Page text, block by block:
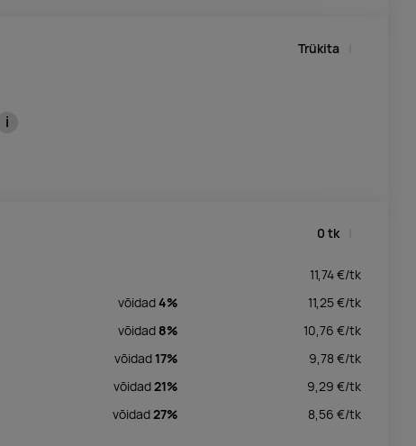
Trükita
i
0 tk
11,74€/tk
võidad4% 11,25€/tk
võidad 8% 10,76 €/tk
võidad 17% 9,78€/tk
võidad 21% 9,29 €/tk
võidad 27% 8,56 €/tk